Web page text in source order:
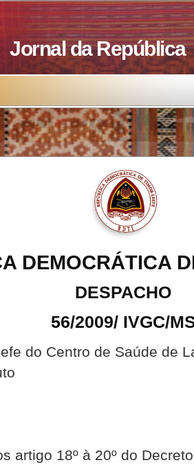
Jornal da República
DEMOCRÁTICA
DESPACHO
56/2009/ IVGC/
do Centro de Saúde de
artigo 18º à 20º do